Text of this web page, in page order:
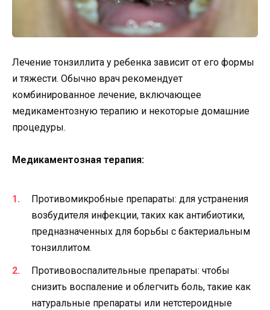
Лечение тонзиллита у ребенка зависит от его формы
и тяжести. Обычно врач рекомендует
комбинированное лечение, включающее
медикаментозную терапию и некоторые домашние
процедуры.
Медикаментозная терапия:
Противомикробные препараты: для устранения
возбудителя инфекции, таких как антибиотики,
предназначенных для борьбы с бактериальным
тонзиллитом.
Противовоспалительные препараты: чтобы
снизить воспаление и облегчить боль, такие как
натуральные препараты или нетстероидные